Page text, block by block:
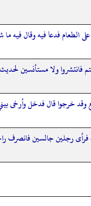
فدعا فيه وقال فيه ما
فانتشروا ولا مستأنسين
خرجوا قال فدخل وأرخى
رجلين جالسين فانصرف